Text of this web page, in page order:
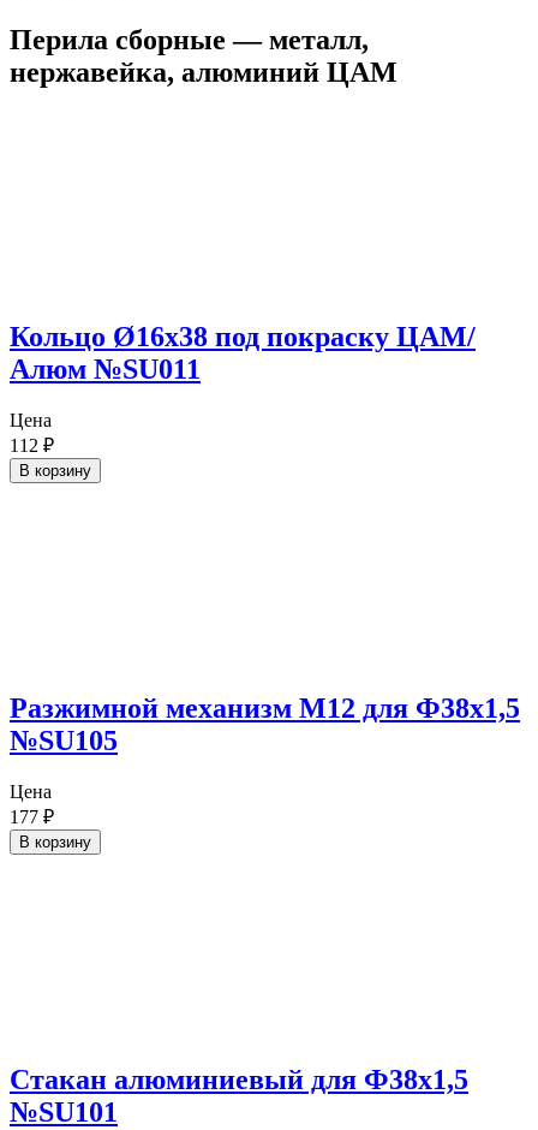
Перила сборные — металл,
нержавейка, алюминий ЦАМ
Кольцо Ø16х38 под покраску ЦАМ/
Алюм №SU011
Цена
112 ₽
В корзину
Разжимной механизм М12 для Ф38х1,5
№SU105
Цена
177 ₽
В корзину
Cтакан алюминиевый для Ф38х1,5
№SU101